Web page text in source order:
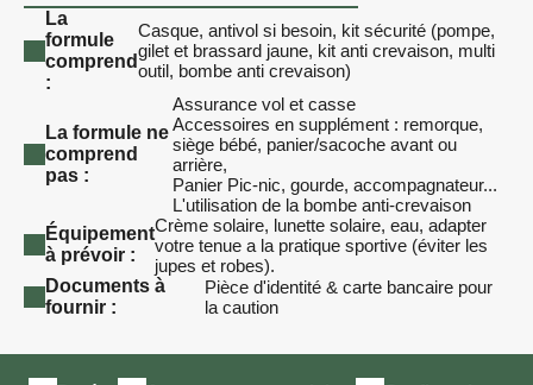
La
formule
comprend
:
Casque, antivol si besoin, kit sécurité (pompe,
gilet et brassard jaune, kit anti crevaison, multi
outil, bombe anti crevaison)
La formule ne
comprend
pas :
Assurance vol et casse
Accessoires en supplément : remorque,
siège bébé, panier/sacoche avant ou
arrière,
Panier Pic-nic, gourde, accompagnateur...
L'utilisation de la bombe anti-crevaison
Équipement
à prévoir :
Crème solaire, lunette solaire, eau, adapter
votre tenue a la pratique sportive (éviter les
jupes et robes).
Documents à
fournir :
Pièce d'identité & carte bancaire pour
la caution